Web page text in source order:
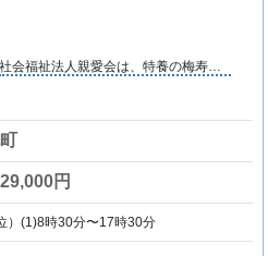
社会福祉法人親愛会は、特養の梅寿園を母体とし高齢者福祉事業・保育園合わせ県央地域３０カ所以上の事業所を保有。永く実績のある法人です。多くの方々のニーズにお応え出来る様努めております
円
）(1)8時30分〜17時30分